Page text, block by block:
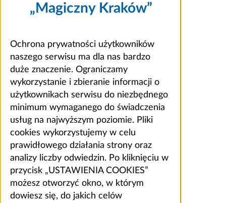
„Magiczny Kraków”
Ochrona prywatności użytkowników
naszego serwisu ma dla nas bardzo
duże znaczenie. Ograniczamy
wykorzystanie i zbieranie informacji o
użytkownikach serwisu do niezbędnego
minimum wymaganego do świadczenia
usług na najwyższym poziomie. Pliki
cookies wykorzystujemy w celu
prawidłowego działania strony oraz
analizy liczby odwiedzin. Po kliknięciu w
przycisk „USTAWIENIA COOKIES”
możesz otworzyć okno, w którym
dowiesz się, do jakich celów